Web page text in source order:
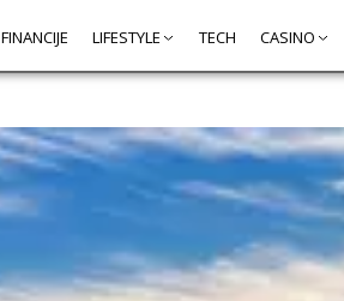
FINANCIJE LIFESTYLE TECH CASINO